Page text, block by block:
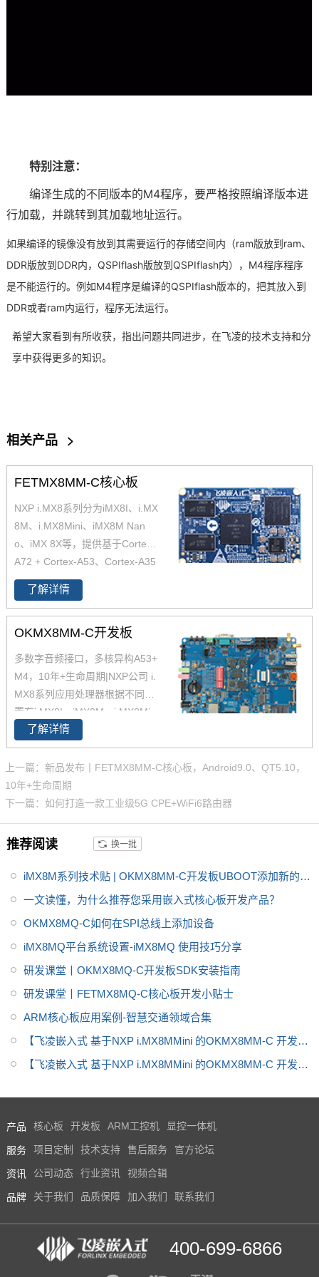
特别注意：
编译生成的不同版本的M4程序，要严格按照编译版本进
行加载，并跳转到其加载地址运行。
如果编译的镜像没有放到其需要运行的存储空间内（ram版放到ram、
DDR版放到DDR内，QSPIflash版放到QSPIflash内），M4程序程序
是不能运行的。例如M4程序是编译的QSPIflash版本的，把其放入到
DDR或者ram内运行，程序无法运行。
希望大家看到有所收获，指出问题共同进步，在飞凌的技术支持和分
享中获得更多的知识。
相关产品 >
FETMX8MM-C核心板
NXP i.MX8系列分为iMX8I、i.MX
8M、i.MX8Mini、iMX8M Nan
o、iMX 8X等，提供基于Cortex-
A72 + Cortex-A53、Cortex-A35
核心，搭配实时任务处理的Corte
x-M4和Cortex M7的解决方案，
适用于从消费家庭音频到工业楼
宇自动化及移动计算机等。飞凌
53、单核Cortex-M4架构的i.MX
市，更多i.MX8M
决方案详情，欢迎致电飞凌嵌入
了解详情
OKMX8MM-C开发板
多数字音频接口，多核异构A53+
M4，10年+生命周期|NXP公司 i.
MX8系列应用处理器根据不同配
置有i.MX8I、iMX8M、i.MX8Min
i、iMX8M Mini、iMX8M Nano、i
MX 8X ，提供基于Cortex-A72 +
Cortex-A53、Cortex-A35核心，
此外还提供实时任务处理的Corte
x-M核心（Cortex-M4和Cortex
MX8系列应用处理器在高级图
形、高级成像、高级机器视觉、
高端音频、高端语音、高端视频
的多种应用场景非常适用。飞凌
嵌入式i.MX8M Mini开发板基于N
XP 公司的i.MX8M Mini 四核64位
ARM Cortex-A53架构。IMX8开
发板是一款高性能，低功耗产
品，欢迎选购。更多IMX8芯片介
8M mini方案定制，请联系飞凌嵌
入式
了解详情
上一篇：新品发布丨FETMX8MM-C核心板，Android9.0、QT5.10，
10年+生命周期
下一篇：如何打造一款工业级5G CPE+WiFi6路由器
推荐阅读 换一批
iMX8M系列技术贴 | OKMX8MM-C开发板UBOOT添加新的显
示支持
一文读懂，为什么推荐您采用嵌入式核心板开发产品？
OKMX8MQ-C如何在SPI总线上添加设备
iMX8MQ平台系统设置-iMX8MQ 使用技巧分享
研发课堂丨OKMX8MQ-C开发板SDK安装指南
研发课堂丨FETMX8MQ-C核心板开发小贴士
ARM核心板应用案例-智慧交通领域合集
【飞凌嵌入式 基于NXP i.MX8MMini 的OKMX8MM-C 开发板
试用体验】运行tengine
【飞凌嵌入式 基于NXP i.MX8MMini 的OKMX8MM-C 开发板
产品 核心板 开发板 ARM工控机 显控一体机
服务 项目定制 技术支持 售后服务 官方论坛
资讯 公司动态 行业资讯 视频合辑
品牌 关于我们 品质保障 加入我们 联系我们
400-699-6866